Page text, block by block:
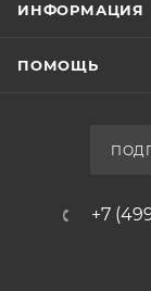
ИНФОРМАЦИЯ
ПОМОЩЬ
+7